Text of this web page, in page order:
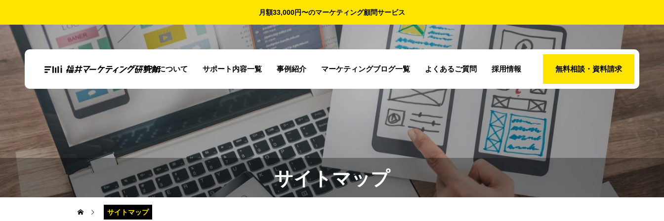
月額33,000円〜のマーケティング顧問サービス
料金について サポート内容一覧 事例紹介 マーケティングブログ一覧 よくあるご質問 採用情報 無料相談・資料請求
お茶の通販ネット
ショップ売上拡大
戦略
オリジナルプリン
トTシャツの受注
制作
アウトドアスタイ
ルカフェの集客設
ウェブ検索経由
買取申し込み獲
増加
中小企業の集客が
うまくいかない理
由と解決策｜費用
を抑えて成果を出
す方法
【売上アップ成功
の秘訣】戦略的ア
プローチと継続的
取り組みで企業成
長を実現する方法
あなたのビジネス
に効く集客方法！
オンラインとオフ
ラインの成功戦略
を完全解説
カスタマージャ
ニーとは？顧客
購買行動を細分
し、的確なアプ
ーチを心がけよ
サイトマップ
サイトマップ